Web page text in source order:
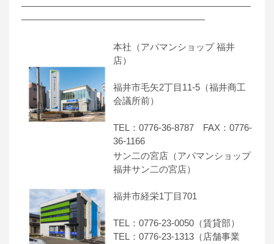
―――――――――――――――――――――――――
――――――――――――――――――――
本社（アパマンショップ 福井
店）
福井市毛矢2丁目11-5（福井商工
会議所前）
TEL：0776-36-8787 FAX：0776-
36-1166
サン二の宮店（アパマンショップ
福井サン二の宮店）
福井市経栄1丁目701
TEL：0776-23-0050（賃貸部）
TEL：0776-23-1313（店舗事業